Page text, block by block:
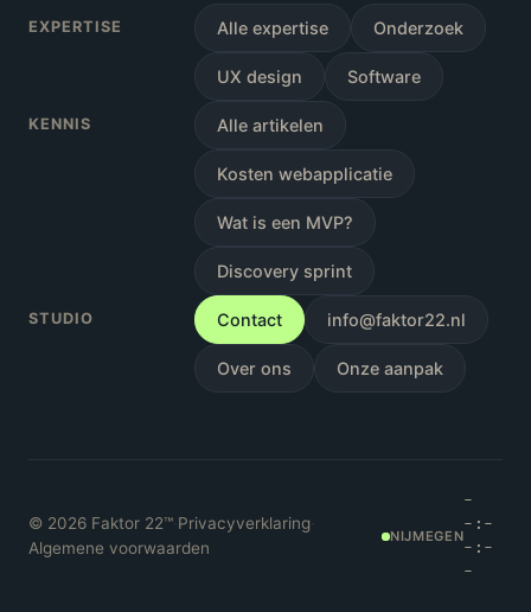
EXPERTISE Alle expertise Onderzoek
UX design Software
KENNIS Alle artikelen
Kosten webapplicatie
Wat is een MVP?
Discovery sprint
STUDIO Contact info@faktor22.nl
Over ons Onze aanpak
© 2026 Faktor 22™ Privacyverklaring
Algemene voorwaarden
NIJMEGEN
-
-:-
-:-
-